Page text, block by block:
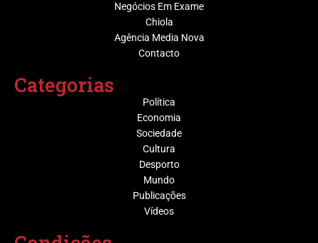
Negócios Em Exame
Chiola
Agência Media Nova
Contacto
Categorias
Política
Economia
Sociedade
Cultura
Desporto
Mundo
Publicações
Vídeos